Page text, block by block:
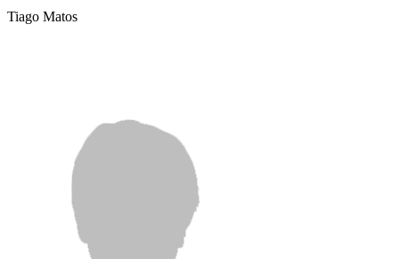
Tiago Matos